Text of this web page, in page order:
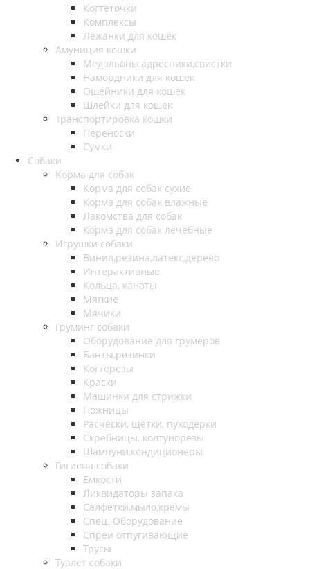
Когтеточки
Комплексы
Лежанки для кошек
Амуниция кошки
Медальоны,адресники,свистки
Намордники для кошек
Ошейники для кошек
Шлейки для кошек
Транспортировка кошки
Переноски
Сумки
Собаки
Корма для собак
Корма для собак сухие
Корма для собак влажные
Лакомства для собак
Корма для собак лечебные
Игрушки собаки
Винил,резина,латекс,дерево
Интерактивные
Кольца, канаты
Мягкие
Мячики
Груминг собаки
Оборудование для грумеров
Банты,резинки
Когтерезы
Краски
Машинки для стрижки
Ножницы
Расчески, щетки, пуходерки
Скребницы, колтунорезы
Шампуни,кондиционеры
Гигиена собаки
Емкости
Ликвидаторы запаха
Салфетки,мыло,кремы
Спец. Оборудование
Спреи отпугивающие
Трусы
Туалет собаки